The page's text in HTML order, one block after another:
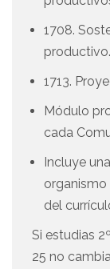
1708.
productivo.
1713.
Módulo
cada
Incluye
del
Si estudias
25 no